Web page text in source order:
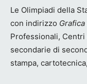
Le Olimpiadi della
con indirizzo
Professionali,
secondarie di
stampa,